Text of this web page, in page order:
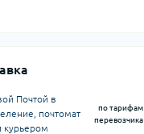
Почтой в
почтомат
курьером
по тарифам
перевозчика